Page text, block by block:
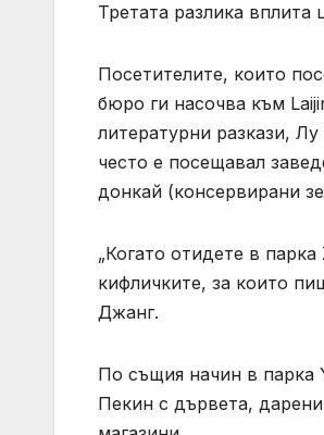
Третата разлика
Посетителите, които
бюро ги насочва към
литературни разкази,
често е посещавал
донкай (консервирани
„Когато отидете в
кифличките, за които
Джанг.
По същия начин в парка
Пекин с дървета,